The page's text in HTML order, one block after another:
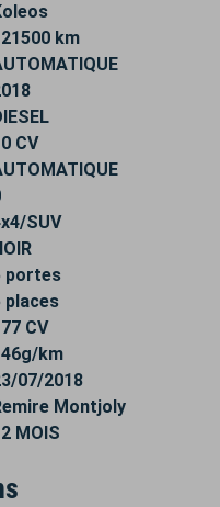
km
CV
SUV
portes
places
CV
km
07/2018
Montjoly
MOIS